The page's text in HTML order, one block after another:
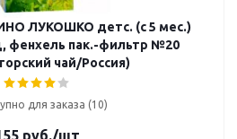
ЛУКОШКО детс. (с 5 мес.)
фенхель пак.-фильтр №20
чай/Россия)
для заказа (10)
руб./шт